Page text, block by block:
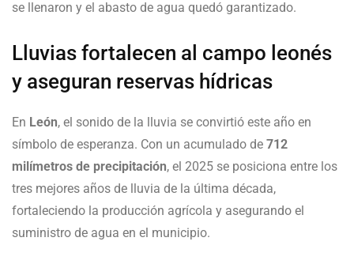
se llenaron y el abasto de agua quedó garantizado.
Lluvias fortalecen al campo leonés
y aseguran reservas hídricas
En León, el sonido de la lluvia se convirtió este año en
símbolo de esperanza. Con un acumulado de 712
milímetros de precipitación, el 2025 se posiciona entre los
tres mejores años de lluvia de la última década,
fortaleciendo la producción agrícola y asegurando el
suministro de agua en el municipio.